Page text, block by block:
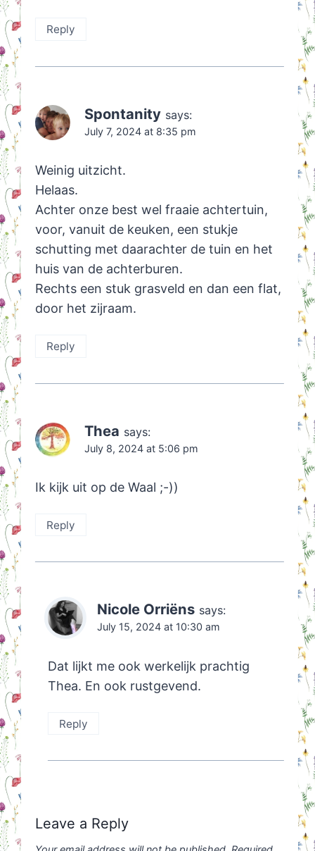
Reply
Spontanity says:
July 7, 2024 at 8:35 pm
Weinig uitzicht.
Helaas.
Achter onze best wel fraaie achtertuin,
voor, vanuit de keuken, een stukje
schutting met daarachter de tuin en het
huis van de achterburen.
Rechts een stuk grasveld en dan een flat,
door het zijraam.
Reply
Thea says:
July 8, 2024 at 5:06 pm
Ik kijk uit op de Waal ;-))
Reply
Nicole Orriëns says:
July 15, 2024 at 10:30 am
Dat lijkt me ook werkelijk prachtig
Thea. En ook rustgevend.
Reply
Leave a Reply